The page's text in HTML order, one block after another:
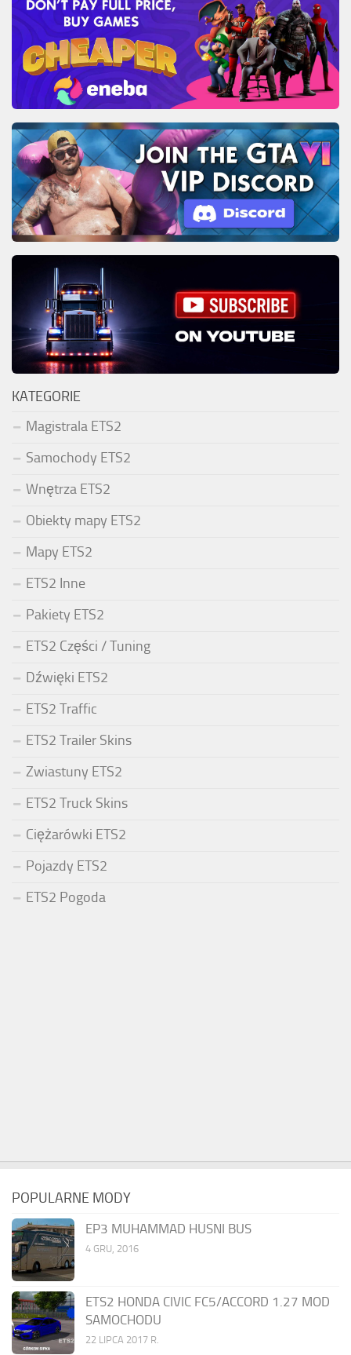
KATEGORIE
Magistrala ETS2
Samochody ETS2
Wnętrza ETS2
Obiekty mapy ETS2
Mapy ETS2
ETS2 Inne
Pakiety ETS2
ETS2 Części / Tuning
Dźwięki ETS2
ETS2 Traffic
ETS2 Trailer Skins
Zwiastuny ETS2
ETS2 Truck Skins
Ciężarówki ETS2
Pojazdy ETS2
ETS2 Pogoda
POPULARNE MODY
EP3 MUHAMMAD HUSNI BUS
4 GRU, 2016
ETS2 HONDA CIVIC FC5/ACCORD 1.27 MOD
SAMOCHODU
22 LIPCA 2017 R.